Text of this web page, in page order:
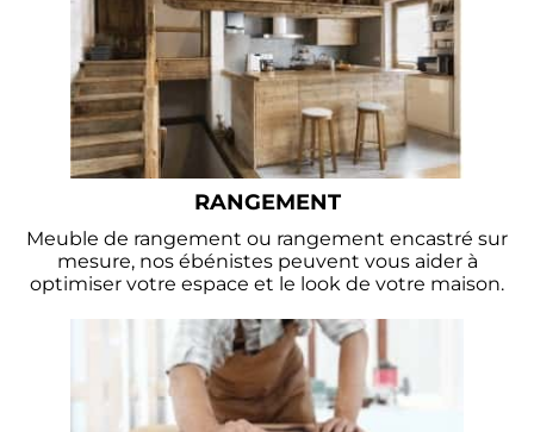
RANGEMENT
Meuble de rangement ou rangement encastré sur
mesure, nos ébénistes peuvent vous aider à
optimiser votre espace et le look de votre maison.